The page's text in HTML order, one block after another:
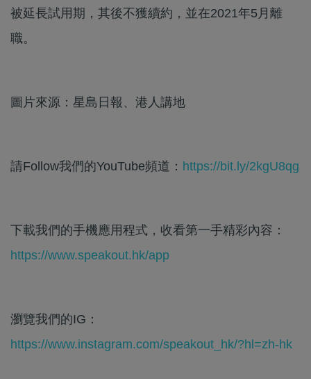
被延長試用期，其後不獲續約，並在2021年5月離
職。
圖片來源：星島日報、港人講地
請Follow我們的YouTube頻道： https://bit.ly/2kgU8qg
下載我們的手機應用程式，收看第一手精彩內容：
https://www.speakout.hk/app
瀏覽我們的IG：
https://www.instagram.com/speakout_hk/?hl=zh-hk